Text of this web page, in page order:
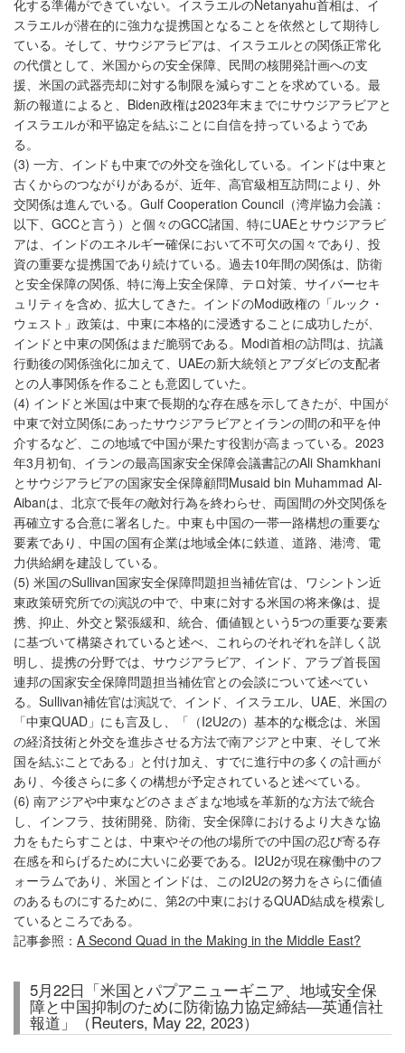
化する準備ができていない。イスラエルのNetanyahu首相は、イ
スラエルが潜在的に強力な提携国となることを依然として期待し
ている。そして、サウジアラビアは、イスラエルとの関係正常化
の代償として、米国からの安全保障、民間の核開発計画への支
援、米国の武器売却に対する制限を減らすことを求めている。最
新の報道によると、Biden政権は2023年末までにサウジアラビアと
イスラエルが和平協定を結ぶことに自信を持っているようであ
る。
(3) 一方、インドも中東での外交を強化している。インドは中東と
古くからのつながりがあるが、近年、高官級相互訪問により、外
交関係は進んでいる。Gulf Cooperation Council（湾岸協力会議：
以下、GCCと言う）と個々のGCC諸国、特にUAEとサウジアラビ
アは、インドのエネルギー確保において不可欠の国々であり、投
資の重要な提携国であり続けている。過去10年間の関係は、防衛
と安全保障の関係、特に海上安全保障、テロ対策、サイバーセキ
ュリティを含め、拡大してきた。インドのModi政権の「ルック・
ウェスト」政策は、中東に本格的に浸透することに成功したが、
インドと中東の関係はまだ脆弱である。Modi首相の訪問は、抗議
行動後の関係強化に加えて、UAEの新大統領とアブダビの支配者
との人事関係を作ることも意図していた。
(4) インドと米国は中東で長期的な存在感を示してきたが、中国が
中東で対立関係にあったサウジアラビアとイランの間の和平を仲
介するなど、この地域で中国が果たす役割が高まっている。2023
年3月初旬、イランの最高国家安全保障会議書記のAli Shamkhani
とサウジアラビアの国家安全保障顧問Musaid bin Muhammad Al-
Aibanは、北京で長年の敵対行為を終わらせ、両国間の外交関係を
再確立する合意に署名した。中東も中国の一帯一路構想の重要な
要素であり、中国の国有企業は地域全体に鉄道、道路、港湾、電
力供給網を建設している。
(5) 米国のSullivan国家安全保障問題担当補佐官は、ワシントン近
東政策研究所での演説の中で、中東に対する米国の将来像は、提
携、抑止、外交と緊張緩和、統合、価値観という5つの重要な要素
に基づいて構築されていると述べ、これらのそれぞれを詳しく説
明し、提携の分野では、サウジアラビア、インド、アラブ首長国
連邦の国家安全保障問題担当補佐官との会談について述べてい
る。Sullivan補佐官は演説で、インド、イスラエル、UAE、米国の
「中東QUAD」にも言及し、「（I2U2の）基本的な概念は、米国
の経済技術と外交を進歩させる方法で南アジアと中東、そして米
国を結ぶことである」と付け加え、すでに進行中の多くの計画が
あり、今後さらに多くの構想が予定されていると述べている。
(6) 南アジアや中東などのさまざまな地域を革新的な方法で統合
し、インフラ、技術開発、防衛、安全保障におけるより大きな協
力をもたらすことは、中東やその他の場所での中国の忍び寄る存
在感を和らげるために大いに必要である。I2U2が現在稼働中のフ
ォーラムであり、米国とインドは、このI2U2の努力をさらに価値
のあるものにするために、第2の中東におけるQUAD結成を模索し
ているところである。
記事参照： A Second Quad in the Making in the Middle East?
5月22日「米国とパプアニューギニア、地域安全保
障と中国抑制のために防衛協力協定締結―英通信社
報道」（Reuters, May 22, 2023）